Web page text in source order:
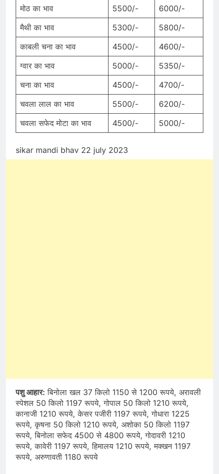
मोठ का भाव
5500/-
6000/-
मैथी का भाव
5300/-
5800/-
काबली चना का भाव
4500/-
4600/-
ग्वार का भाव
5000/-
5350/-
चना का भाव
4500/-
4700/-
चवला लाल का भाव
5500/-
6200/-
चवला सफेद मोटा का भाव
4500/- 5000/-
sikar mandi bhav 22 july 2023
पशु आहार: बिनोला खल 37 किलो 1150 से 1200 रूपये, अरावली
स्पेशल 50 किलो 1197 रूपये, गोपाल 50 किलो 1210 रूपये,
कानाजी 1210 रूपये, केसर पजीरी 1197 रूपये, गोधारा 1225
रूपये, कृषना 50 किलो 1210 रूपये, अशोका 50 किलो 1197
रूपये, बिनोला सफेद 4500 से 4800 रूपये, गोदावरी 1210
रूपये, कावेरी 1197 रूपये, हिमालय 1210 रूपये, मक्खन 1197
रूपये, अरुणावती 1180 रूपये